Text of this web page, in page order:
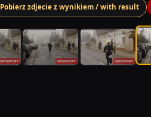
Pobierz zdjecie z wynikiem / with result